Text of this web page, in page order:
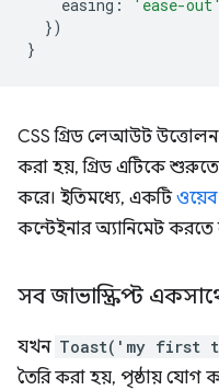
easing : 'ease-out'
})
}
CSS গ্রিড লেআউট
করা হয়, গ্রিড এটিকে
করে। ইতিমধ্যে, একটিওয়েব
কন্টেইনার অ্যানিমেট
সব জাভাস্ক্রিপ্ট
যখন Toast('my first
তৈরি করা হয়, পৃষ্ঠায় যোগ